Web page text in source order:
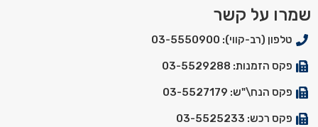
שמרו על קשר
טלפון (רב-קווי): 03-5550900
פקס הזמנות: 03-5529288
פקס הנח\"ש: 03-5527179
פקס רכש: 03-5525233